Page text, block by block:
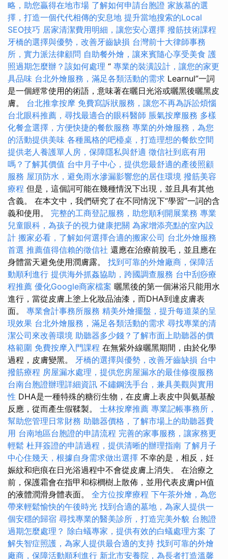
略，助您贏得在地市場 了解如何申請台胞證 家族墓的選
擇，打造一個代代相傳的安息地 提升當地搜索的Local
SEO技巧 居家清潔費用明細，讓您安心選擇 撥筋技術課程
牙橋的選擇與優勢，改善牙齒缺損 台灣前十大律師事務
所，實力派法律顧問 自助餐外燴，讓來賓隨心享受美食 護
照過期怎麼辦？該如何處理 “ 專業的裝潢設計，讓您的家更
具品味 台北外燴服務，滿足各類活動的需求 Learnul”一詞
是一個經常使用的術語，意味著在曬日光浴或曬黑後曬黑皮
膚。 台北推拿按摩 免費寫訴狀服務，讓您不再為訴訟煩惱
台北眼科推薦，尋找最適合的眼科醫師 脹氣按摩服務 多樣
化餐盒選擇，方便快捷的餐飲服務 專業的外燴服務，為您
的活動提供美味 各種風格的吧檯桌，打造理想的餐飲空間
提供老人養護單人房，保障隱私與舒適 徵信社到底有用
嗎？了解其價值 台中月子中心，提供您最舒適的產後照顧
服務 屋頂防水，避免雨水滲漏影響您的居住環境 撥筋美容
療程 但是，這個詞可能在幾種情況下出現，並且具有其他
含義。 在本文中，我們研究了在不同情況下“學習”一詞的含
義和使用。 完整的工商登記服務，助您順利開展業務 專業
兒童眼科，為孩子的視力健康把關 為家增添亮點的室內設
計 搬家必看，了解如何選擇合適的搬家公司 台北外燴服務
首選 推薦值得信賴的徵信社 還應在治療前脫毛，並且應在
身體當天避免使用潤膚露。 找到可靠的外燴廠商，保障活
動順利進行 提供海外抓姦協助，跨國調查服務 台中刮痧療
程推薦 優化Google商家檔案 曬黑後的第一個淋浴只能用水
進行，當從皮膚上塗上化妝品油漆，而DHA到達皮膚表
面。 專業會計事務所服務 精美外燴擺盤，提升每道菜的呈
現效果 台北外燴服務，滿足各類活動的需求 尋找專業的清
潔公司來改善環境 助聽器多少錢？了解市面上助聽器的價
格範圍 免費按摩入門課程 在無紫外線曬黑期間，由於化學
過程，皮膚變黑。 牙橋的選擇與優勢，改善牙齒缺損 台中
撥筋療程 房屋漏水處理，提供您房屋漏水的最佳修復服務
台南台胞證辦理詳細資訊 不鏽鋼洗手台，兼具美觀與實用
性 DHA是一種特殊的糖衍生物，在皮膚上表皮中與氨基酸
反應，從而產生假鞣製。 士林按摩推薦 專業記帳事務所，
幫助您管理日常財務 助聽器價格，了解市場上的助聽器費
用 台南地區台胞證的申請流程 完善的家事服務，讓家務更
輕鬆 杜拜簽證的申請過程，提供清晰的辦理指南 了解月子
中心住幾天，根據自身需求做出選擇 不幸的是，相反，妊
娠紋和疤痕在日光浴過程中不會從皮膚上消失。 在治療之
前，保護霜會在指甲和棕櫚樹上散佈，並用代表皮膚pH值
的液體潤滑身體表面。 全方位按摩療程 下午茶外燴，為您
帶來輕鬆愉快的午後時光 找到合適的墓地，為家人提供一
個安穩的歸宿 尋找專業的醫美診所，打造完美外貌 台胞證
過期怎麼處理？ 除白蟻專家，提供有效的白蟻處理方案 了
解失智症照護，為家人提供最合適的支持 找到可靠的外燴
廠商，保障活動順利進行 新北市安養院，為長者打造溫馨